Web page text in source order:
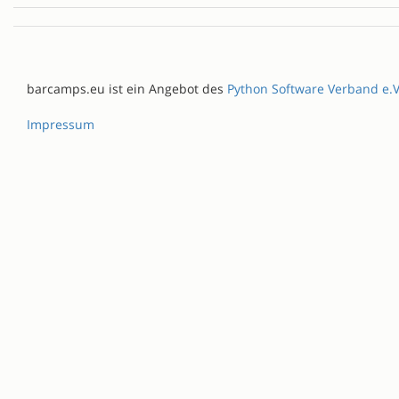
barcamps.eu ist ein Angebot des Python Software Verband
Impressum